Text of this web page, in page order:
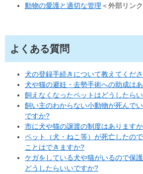
動物の愛護と適切な管理 ＜外部リン
よくある質問
犬の登録手続きについて教えてくださ
犬や猫の避妊・去勢手術への助成は
飼えなくなったペットはどうしたら
飼い主のわからない小動物が死んで
ですか?
市に犬や猫の譲渡の制度はあります
ペット（犬・ねこ等）が死亡したの
ことはできますか?
ケガをしている犬や猫がいるので保
どうしたらいいですか?